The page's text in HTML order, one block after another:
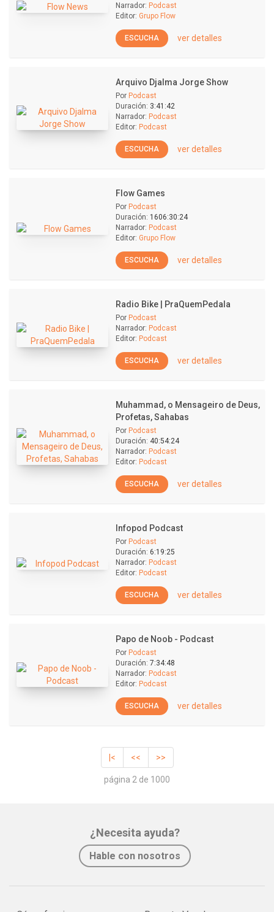
Narrador: Podcast
Editor: Grupo Flow
ESCUCHA ver detalles
Arquivo Djalma Jorge Show
Por Podcast
Duración: 3:41:42
Narrador: Podcast
Editor: Podcast
ESCUCHA ver detalles
Flow Games
Por Podcast
Duración: 1606:30:24
Narrador: Podcast
Editor: Grupo Flow
ESCUCHA ver detalles
Radio Bike | PraQuemPedala
Por Podcast
Narrador: Podcast
Editor: Podcast
ESCUCHA ver detalles
Muhammad, o Mensageiro de Deus,
Profetas, Sahabas
Por Podcast
Duración: 40:54:24
Narrador: Podcast
Editor: Podcast
ESCUCHA ver detalles
Infopod Podcast
Por Podcast
Duración: 6:19:25
Narrador: Podcast
Editor: Podcast
ESCUCHA ver detalles
Papo de Noob - Podcast
Por Podcast
Duración: 7:34:48
Narrador: Podcast
Editor: Podcast
ESCUCHA ver detalles
|< << >>
página 2 de 1000
¿Necesita ayuda?
Hable con nosotros